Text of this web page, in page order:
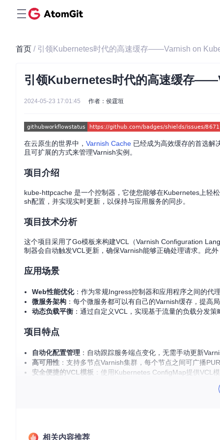
首页 / 引领Kubernetes时代的高速缓存——Varnish on
引领Kubernetes时代的高速缓存
2024-05-23 17:01:45 作者：侯霆垣
在云原生的世界中， Varnish Cache 已经成为高效缓存的首选解
且可扩展的方式来管理Varnish实例。
项目介绍
kube-httpcache 是一个控制器，它使您能够在Kubernetes上轻
sh配置，并实现实时更新，以保持与应用服务的同步。
项目技术分析
这个项目采用了Go模板来构建VCL（Varnish Configuration
制器会自动触发VCL更新，确保Varnish能够正确处理请求。此
应用场景
Web性能优化：作为常规Ingress控制器和应用程序之间的代
微服务架构 ：每个微服务都可以有自己的Varnish缓存，提高
动态负载平衡 ：通过自定义VCL，实现基于流量的负载分发策
项目特点
自动化配置管理 ：自动跟踪服务端点变化，无需手动更新
高可用性 ：支持多节点Varnish集群，每个节点之间可广播
安全便捷的VCL模板 ：使用Kubernetes ConfigMap提供VCL
还需要设置相应的ServiceAccount。最后，部署StatefulSet来
相关内容推荐